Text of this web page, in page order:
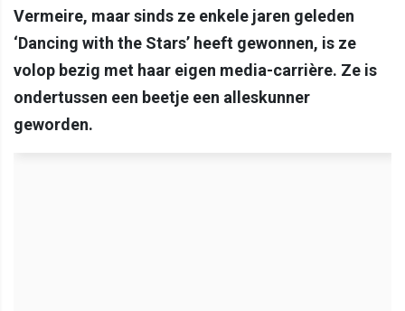
Vermeire, maar sinds ze enkele jaren geleden
‘Dancing with the Stars’ heeft gewonnen, is ze
volop bezig met haar eigen media-carrière. Ze is
ondertussen een beetje een alleskunner
geworden.